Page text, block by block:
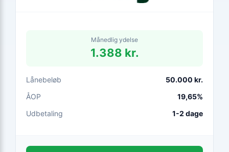
Månedlig ydelse
1.388 kr.
Lånebeløb
50.000 kr.
ÅOP
19,65%
Udbetaling
1-2 dage